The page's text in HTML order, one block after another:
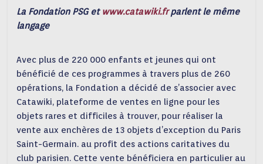
La Fondation PSG et www.catawiki.frparlent le même
langage
Avec plus de 220 000 enfants et jeunes qui ont
bénéficié de ces programmes à travers plus de 260
opérations, la Fondation a décidé de s’associer avec
Catawiki, plateforme de ventes en ligne pour les
objets rares et difficiles à trouver, pour réaliser la
vente aux enchères de 13 objets d’exception du Paris
Saint-Germain. au profit des actions caritatives du
club parisien. Cette vente bénéficiera en particulier au